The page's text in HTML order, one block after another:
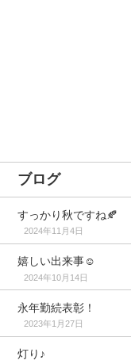
ブログ
すっかり秋ですね🍂
2024年11月4日
嬉しい出来事☺️
2024年10月14日
永年勤続表彰！
2023年1月27日
灯り♪